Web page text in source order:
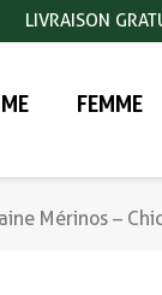
LIVRAISON
FEMME
Mérinos –